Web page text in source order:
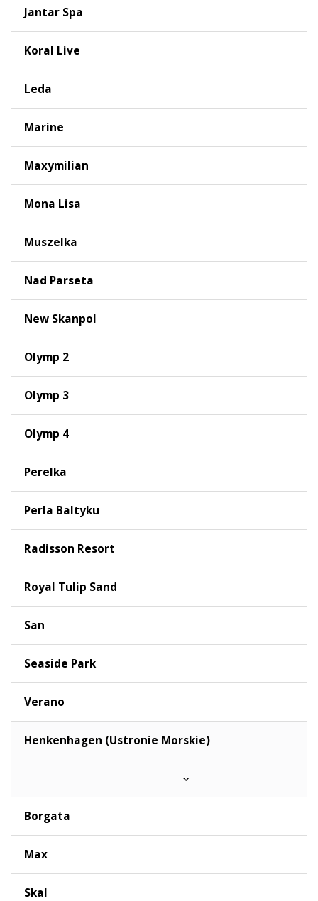
Jantar Spa
Koral Live
Leda
Marine
Maxymilian
Mona Lisa
Muszelka
Nad Parseta
New Skanpol
Olymp 2
Olymp 3
Olymp 4
Perelka
Perla Baltyku
Radisson Resort
Royal Tulip Sand
San
Seaside Park
Verano
Henkenhagen (Ustronie Morskie)
Borgata
Max
Skal